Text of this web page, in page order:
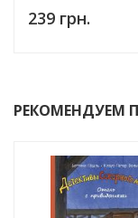
239 грн.
РЕКОМЕНДУЕМ